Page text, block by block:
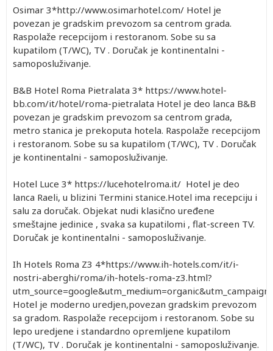
Osimar 3*http://www.osimarhotel.com/ Hotel je
povezan je gradskim prevozom sa centrom grada.
Raspolaže recepcijom i restoranom. Sobe su sa
kupatilom (T/WC), TV . Doručak je kontinentalni -
samoposluživanje.
B&B Hotel Roma Pietralata 3* https://www.hotel-
bb.com/it/hotel/roma-pietralata Hotel je deo lanca B&B
povezan je gradskim prevozom sa centrom grada,
metro stanica je prekoputa hotela. Raspolaže recepcijom
i restoranom. Sobe su sa kupatilom (T/WC), TV . Doručak
je kontinentalni - samoposluživanje.
Hotel Luce 3* https://lucehotelroma.it/ Hotel je deo
lanca Raeli, u blizini Termini stanice.Hotel ima recepciju i
salu za doručak. Objekat nudi klasično uređene
smeštajne jedinice , svaka sa kupatilomi , flat-screen TV.
Doručak je kontinentalni - samoposluživanje.
Ih Hotels Roma Z3 4*https://www.ih-hotels.com/it/i-
nostri-aberghi/roma/ih-hotels-roma-z3.html?
Hotel je moderno uredjen,povezan gradskim prevozom
sa gradom. Raspolaže recepcijom i restoranom. Sobe su
lepo uredjene i standardno opremljene kupatilom
(T/WC), TV . Doručak je kontinentalni - samoposluživanje.